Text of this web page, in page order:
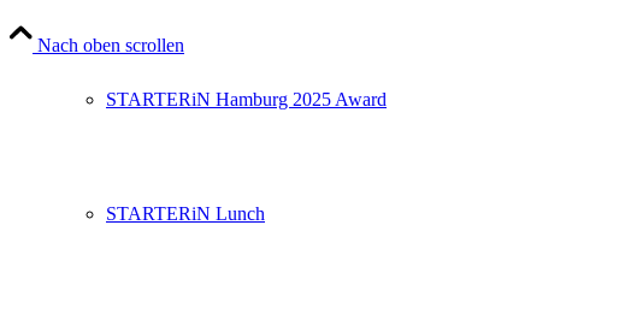
STARTERiN Hamburg 2025 Award
STARTERiN Lunch
Nach oben scrollen